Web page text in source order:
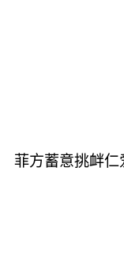
菲方蓄意挑衅仁